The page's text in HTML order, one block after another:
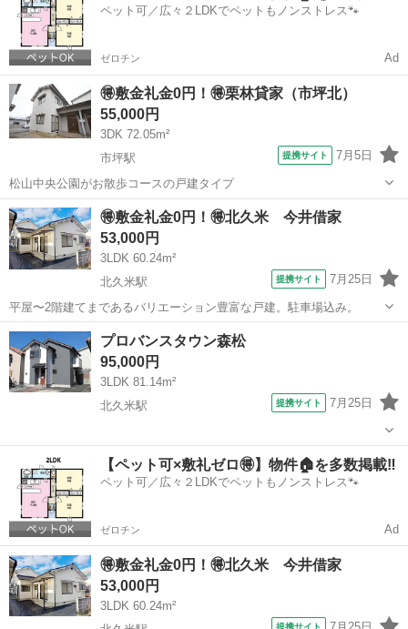
ペット可／広々２LDKでペットもノンストレス🐾
ゼロチン Ad
🉐敷金礼金0円！🉐栗林貸家（市坪北）
55,000円
3DK 72.05m²
市坪駅
提携サイト 7月5日
松山中央公園がお散歩コースの戸建タイプ
愛媛 松山市 市坪駅 一戸建て
🉐敷金礼金0円！🉐北久米 今井借家
53,000円
3LDK 60.24m²
北久米駅
提携サイト 7月25日
平屋〜2階建てまであるバリエーション豊富な戸建。駐車場込み。
愛媛 松山市 一戸建て
プロバンスタウン森松
95,000円
3LDK 81.14m²
北久米駅
提携サイト 7月25日
北久米駅 一戸建て
【ペット可×敷礼ゼロ🉐】物件🏠を多数掲載‼️
ペット可／広々２LDKでペットもノンストレス🐾
ゼロチン Ad
🉐敷金礼金0円！🉐北久米 今井借家
53,000円
3LDK 60.24m²
提携サイト 7月25日